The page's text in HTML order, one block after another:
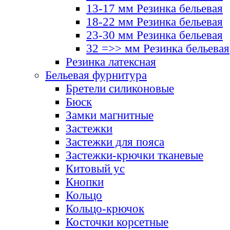
13-17 мм Резинка бельевая
18-22 мм Резинка бельевая
23-30 мм Резинка бельевая
32 =>> мм Резинка бельевая
Резинка латексная
Бельевая фурнитура
Бретели силиконовые
Бюск
Замки магнитные
Застежки
Застежки для пояса
Застежки-крючки тканевые
Китовый ус
Кнопки
Кольцо
Кольцо-крючок
Косточки корсетные